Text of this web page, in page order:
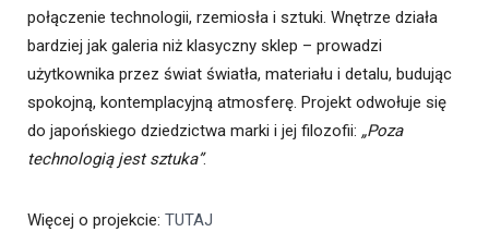
połączenie technologii, rzemiosła i sztuki. Wnętrze działa
bardziej jak galeria niż klasyczny sklep – prowadzi
użytkownika przez świat światła, materiału i detalu, budując
spokojną, kontemplacyjną atmosferę. Projekt odwołuje się
do japońskiego dziedzictwa marki i jej filozofii: „Poza
technologią jest sztuka”.
Więcej o projekcie: TUTAJ